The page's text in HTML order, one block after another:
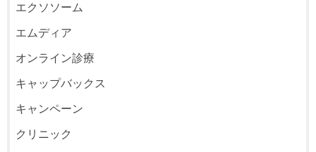
エクソソーム
エムディア
オンライン診療
キャップバックス
キャンペーン
クリニック